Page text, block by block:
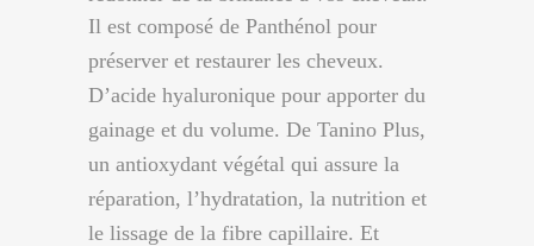
Il est composé de Panthénol pour
préserver et restaurer les cheveux.
D’acide hyaluronique pour apporter du
gainage et du volume. De Tanino Plus,
un antioxydant végétal qui assure la
réparation, l’hydratation, la nutrition et
le lissage de la fibre capillaire. Et